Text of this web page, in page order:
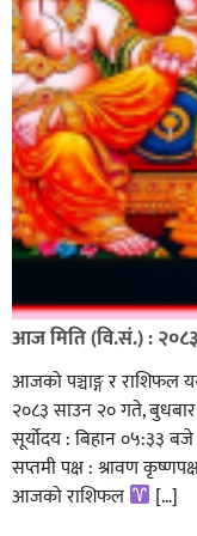
आज मिति (वि.सं.) :
आजको पञ्चाङ्ग र राशिफल
२०८३ साउन २० गते,
सूर्योदय : बिहान ०५:३३
सप्तमी पक्ष : श्रावण
आजको राशिफल
[…]